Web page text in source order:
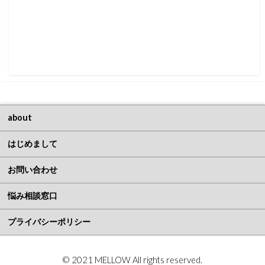
about
はじめまして
お問い合わせ
悩み相談窓口
プライバシーポリシー
© 2021 MELLOW All rights reserved.